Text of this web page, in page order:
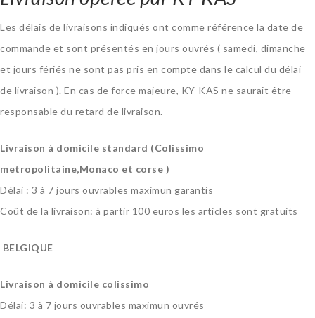
Les délais de livraisons indiqués ont comme référence la date de
commande et sont présentés en jours ouvrés ( samedi, dimanche
et jours fériés ne sont pas pris en compte dans le calcul du délai
de livraison ). En cas de force majeure, KY-KAS ne saurait être
responsable du retard de livraison.
Livraison à domicile standard (Colissimo
metropolitaine,Monaco et corse )
Délai : 3 à 7 jours ouvrables maximun garantis
Coût de la livraison: à partir 100 euros les articles sont gratuits
BELGIQUE
Livraison à domicile colissimo
Délai: 3 à 7 jours ouvrables maximun ouvrés